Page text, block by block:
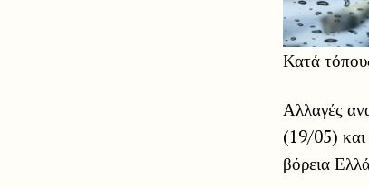
Κατά
Αλλαγές
(19/05) και
βόρεια